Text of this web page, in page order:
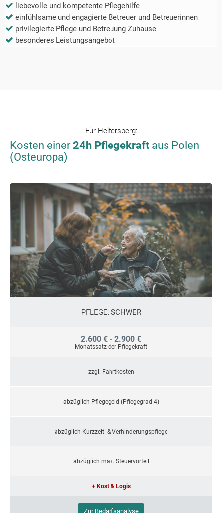
liebevolle und kompetente Pflegehilfe
einfühlsame und engagierte Betreuer und Betreuerinnen
privilegierte Pflege und Betreuung Zuhause
besonderes Leistungsangebot
Für Heltersberg:
Kosten einer24h Pflegekraft aus Polen
(Osteuropa)
PFLEGE: SCHWER
2.600 € - 2.900 €
Monatssatz der Pflegekraft
zzgl. Fahrtkosten
abzüglich Pflegegeld (Pflegegrad 4)
abzüglich Kurzzeit- & Verhinderungspflege
abzüglich max. Steuervorteil
+ Kost & Logis
Zur Bedarfsanalyse